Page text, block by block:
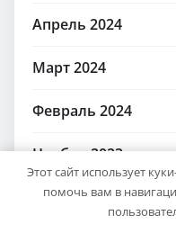
Апрель 2024
Март 2024
Февраль 2024
Ноябрь 2023
Февраль 2023
Этот сайт использует
помочь вам в